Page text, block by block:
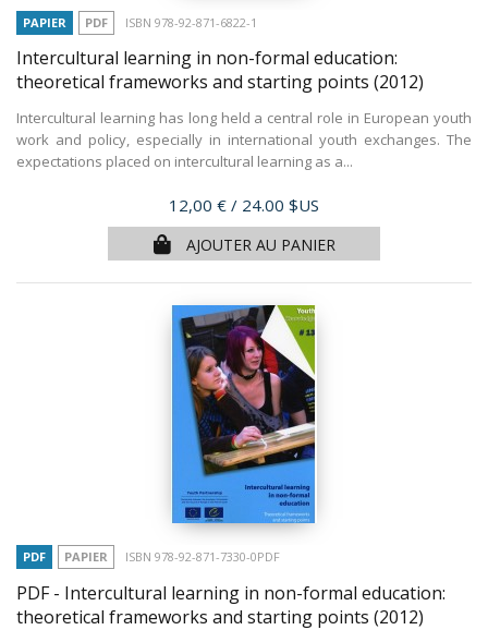
PAPIER PDF ISBN 978-92-871-6822-1
Intercultural learning in non-formal education:
theoretical frameworks and starting points (2012)
Intercultural learning has long held a central role in European youth
work and policy, especially in international youth exchanges. The
expectations placed on intercultural learning as a...
Prix
12,00 € / 24.00 $US
AJOUTER AU PANIER
PDF PAPIER ISBN 978-92-871-7330-0PDF
PDF - Intercultural learning in non-formal education:
theoretical frameworks and starting points (2012)